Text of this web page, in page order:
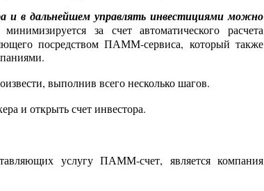
в дальнейшем управлять инвестициями можно
за счет автоматического расчета
посредством ПАММ-сервиса, который также
выполнив всего несколько шагов.
и открыть счет инвестора.
услугу ПАММ-счет, является компания